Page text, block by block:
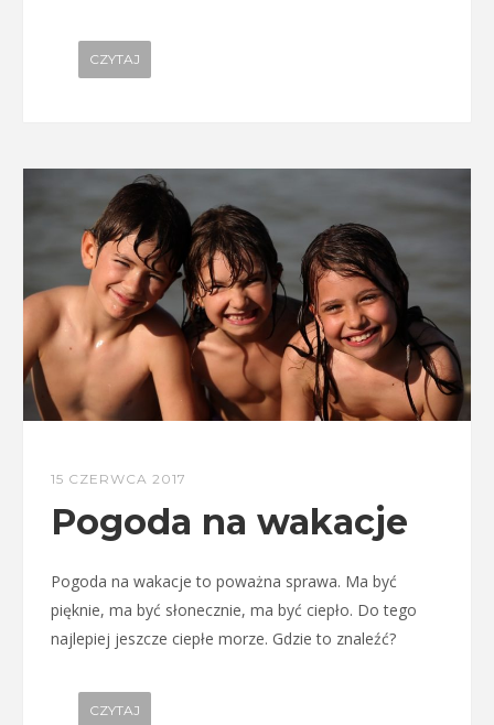
CZYTAJ
15 CZERWCA 2017
Pogoda na wakacje
Pogoda na wakacje to poważna sprawa. Ma być
pięknie, ma być słonecznie, ma być ciepło. Do tego
najlepiej jeszcze ciepłe morze. Gdzie to znaleźć?
CZYTAJ